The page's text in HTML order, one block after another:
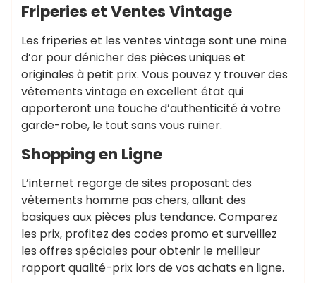
Friperies et Ventes Vintage
Les friperies et les ventes vintage sont une mine
d’or pour dénicher des pièces uniques et
originales à petit prix. Vous pouvez y trouver des
vêtements vintage en excellent état qui
apporteront une touche d’authenticité à votre
garde-robe, le tout sans vous ruiner.
Shopping en Ligne
L’internet regorge de sites proposant des
vêtements homme pas chers, allant des
basiques aux pièces plus tendance. Comparez
les prix, profitez des codes promo et surveillez
les offres spéciales pour obtenir le meilleur
rapport qualité-prix lors de vos achats en ligne.